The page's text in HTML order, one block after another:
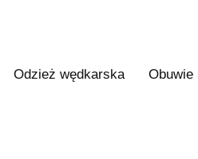
Odzież wędkarska Obuwie